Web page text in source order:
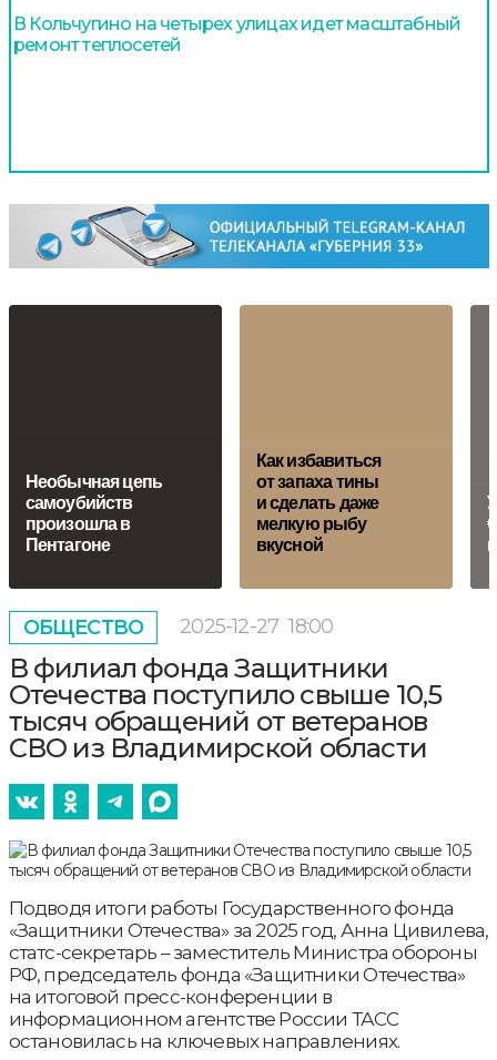
В Кольчугино на четырех улицах идет масштабный
ремонт теплосетей
Необычная цепь
самоубийств
произошла в
Пентагоне
Как избавиться
от запаха тины
и сделать даже
мелкую рыбу
вкусной
ОБЩЕСТВО 2025-12-27 18:00
В филиал фонда Защитники
Отечества поступило свыше 10,5
тысяч обращений от ветеранов
СВО из Владимирской области
Подводя итоги работы Государственного фонда
«Защитники Отечества» за 2025 год, Анна Цивилева,
статс-секретарь – заместитель Министра обороны
РФ, председатель фонда «Защитники Отечества»
на итоговой пресс-конференции в
информационном агентстве России ТАСС
остановилась на ключевых направлениях.